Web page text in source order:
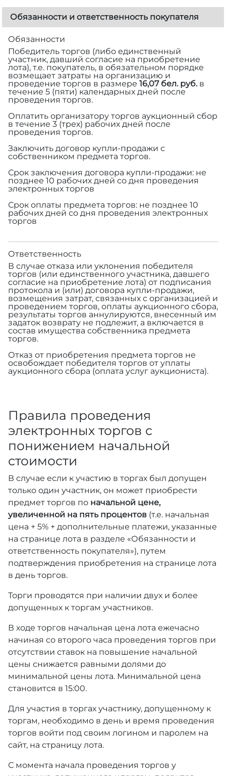
Обязанности и ответственность покупателя
Обязанности
Победитель торгов (либо единственный
участник, давший согласие на приобретение
лота), т.е. покупатель, в обязательном порядке
возмещает затраты на организацию и
проведение торгов в размере 16,07 бел. руб.в
течение 5 (пяти) календарных дней после
проведения торгов.
Оплатить организатору торгов аукционный сбор
в течение 3 (трех) рабочих дней после
проведения торгов.
Заключить договор купли-продажи с
собственником предмета торгов.
Срок заключения договора купли-продажи: не
позднее 10 рабочих дней со дня проведения
электронных торгов
Срок оплаты предмета торгов: не позднее 10
рабочих дней со дня проведения электронных
торгов
Ответственность
В случае отказа или уклонения победителя
торгов (или единственного участника, давшего
согласие на приобретение лота) от подписания
протокола и (или) договора купли-продажи,
возмещения затрат, связанных с организацией и
проведением торгов, оплаты аукционного сбора,
результаты торгов аннулируются, внесенный им
задаток возврату не подлежит, а включается в
состав имущества собственника предмета
торгов.
Отказ от приобретения предмета торгов не
освобождает победителя торгов от уплаты
аукционного сбора (оплата услуг аукциониста).
Правила проведения
электронных торгов с
понижением начальной
стоимости
В случае если к участию в торгах был допущен
только один участник, он может приобрести
предмет торгов по начальной цене,
увеличенной на пять процентов (т.е. начальная
цена + 5% + дополнительные платежи, указанные
на странице лота в разделе «Обязанности и
ответственность покупателя»), путем
подтверждения приобретения на странице лота
в день торгов.
Торги проводятся при наличии двух и более
допущенных к торгам участников.
В ходе торгов начальная цена лота ежечасно
начиная со второго часа проведения торгов при
отсутствии ставок на повышение начальной
цены снижается равными долями до
минимальной цены лота. Минимальной цена
становится в 15:00.
Для участия в торгах участнику, допущенному к
торгам, необходимо в день и время проведения
торгов войти под своим логином и паролем на
сайт, на страницу лота.
С момента начала проведения торгов у